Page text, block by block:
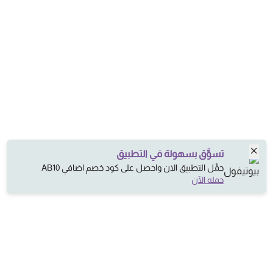
تسوَّق بسهولة في التطبيق
حمِّل التطبيق الان واحصل على كود خصم اضافي AB10
حمله الآن